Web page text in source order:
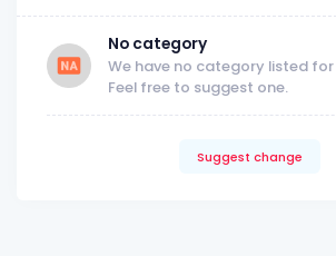
No category
We have no category listed
Feel free to suggest one.
Suggest change